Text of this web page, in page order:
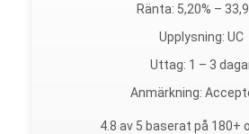
Ränta: 5,20% –
Upplysning: UC
Uttag: 1 – 3
Anmärkning:
4.8 av 5 baserat på 180+